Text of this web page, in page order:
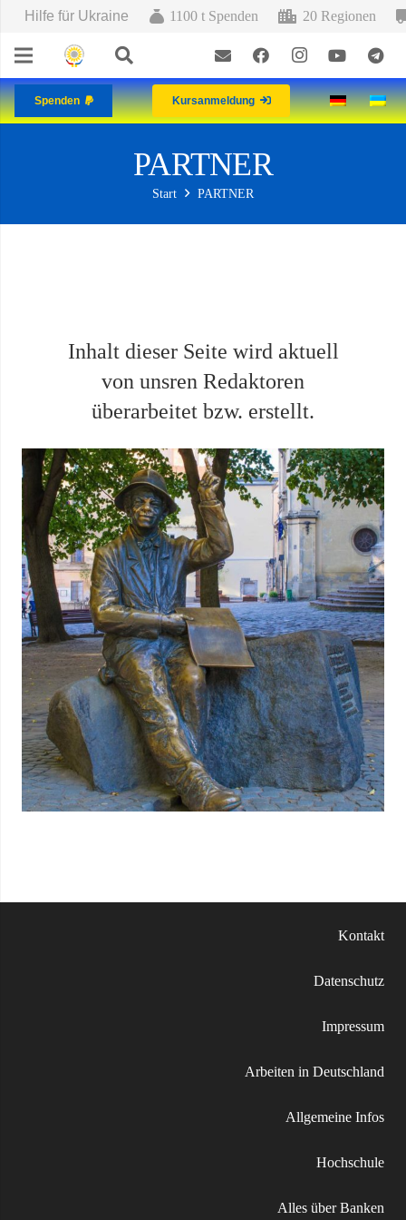
Hilfe für Ukraine 1100 t Spenden 20 Regionen
Spenden Kursanmeldung
PARTNER
Start PARTNER
Inhalt dieser Seite wird aktuell
von unsren Redaktoren
überarbeitet bzw. erstellt.
Kontakt
Datenschutz
Impressum
Arbeiten in Deutschland
Allgemeine Infos
Hochschule
Alles über Banken